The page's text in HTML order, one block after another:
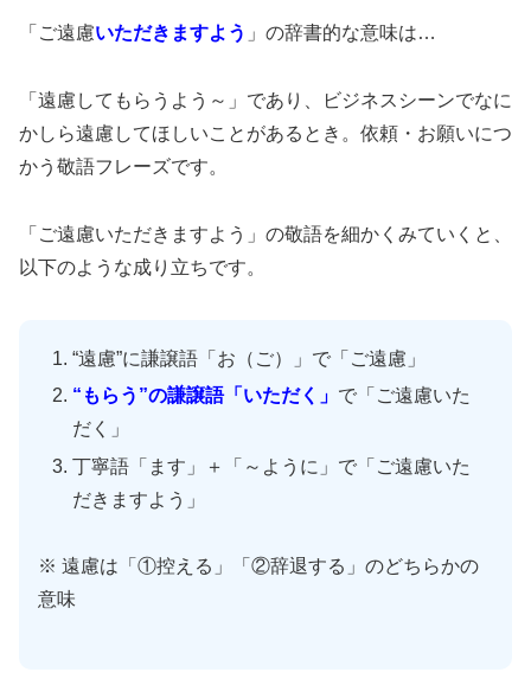
「ご遠慮いただきますよう 」の辞書的な意味は…
「遠慮してもらうよう～」であり、ビジネスシーンでなに
かしら遠慮してほしいことがあるとき。依頼・お願いにつ
かう敬語フレーズです。
「ご遠慮いただきますよう」の敬語を細かくみていくと、
以下のような成り立ちです。
“遠慮”に謙譲語「お（ご）」で「ご遠慮」
“もらう”の謙譲語「いただく」 で「ご遠慮いた
だく」
丁寧語「ます」＋「～ように」で「ご遠慮いた
だきますよう」
※ 遠慮は「①控える」「②辞退する」のどちらかの
意味